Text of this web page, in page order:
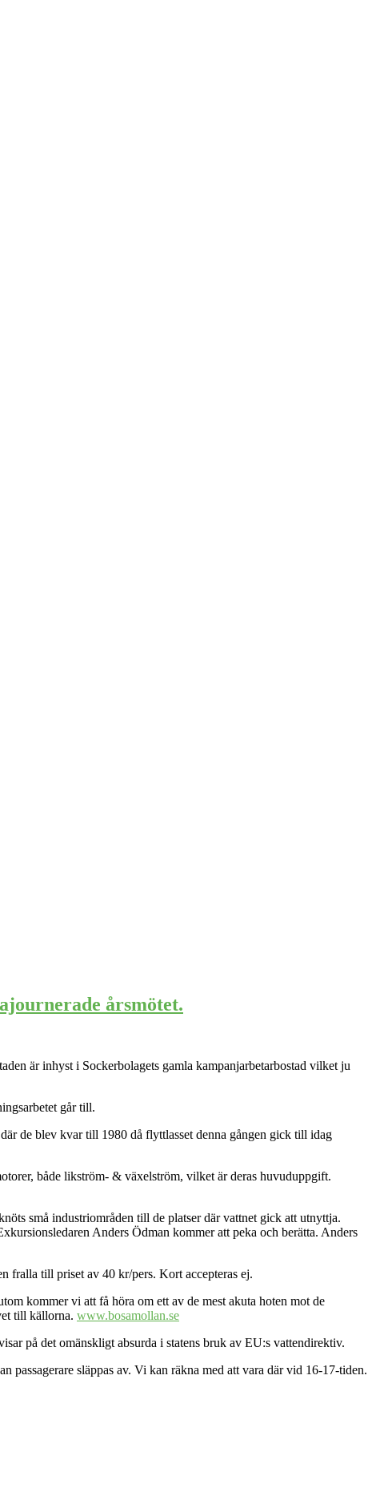
årsmötet.
är inhyst i Sockerbolagets gamla kampanjarbetarbostad vilket ju
går till.
de blev kvar till 1980 då flyttlasset denna gången gick till idag
både likström- & växelström, vilket är deras huvuduppgift.
små industriområden till de platser där vattnet gick att utnyttja.
Anders Ödman kommer att peka och berätta. Anders
fralla till priset av 40 kr/pers. Kort accepteras ej.
kommer vi att få höra om ett av de mest akuta hoten mot de
till källorna. www.bosamollan.se
på det omänskligt absurda i statens bruk av EU:s vattendirektiv.
släppas av. Vi kan räkna med att vara där vid 16-17-tiden.